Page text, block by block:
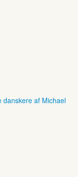
af Michael